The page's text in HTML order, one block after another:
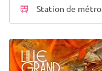
Station de métro